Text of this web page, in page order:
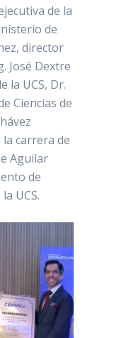
de la
de
director
José Dextre
la UCS, Dr.
Ciencias de
carrera de
Aguilar
de
UCS.